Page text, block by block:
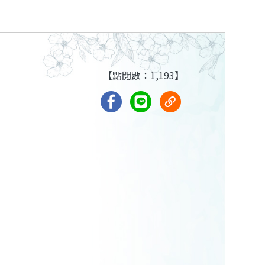
【點閱數：1,193】